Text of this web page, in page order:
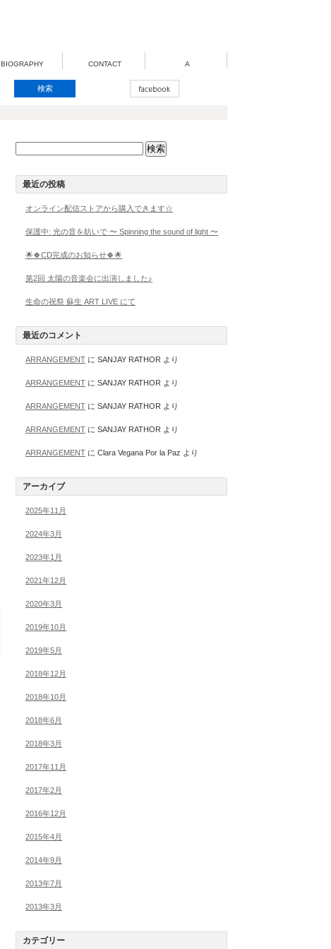
BIOGRAPHY CONTACT A
索:
最近の投稿
オンライン配信ストアから購入できます☆
保護中: 光の音を紡いで 〜 Spinning the sound of light 〜
🌟🍀CD完成のお知らせ🍀🌟
第2回 太陽の音楽会に出演しました♪
生命の祝祭 蘇生 ART LIVE にて
最近のコメント
ARRANGEMENT に SANJAY RATHOR より
ARRANGEMENT に SANJAY RATHOR より
ARRANGEMENT に SANJAY RATHOR より
ARRANGEMENT に SANJAY RATHOR より
ARRANGEMENT に Clara Vegana Por la Paz より
アーカイブ
2025年11月
2024年3月
2023年1月
2021年12月
2020年3月
2019年10月
2019年5月
2018年12月
2018年10月
2018年6月
2018年3月
2017年11月
2017年2月
2016年12月
2015年4月
2014年9月
2013年7月
2013年3月
カテゴリー